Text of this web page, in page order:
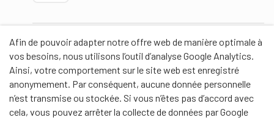
Afin de pouvoir adapter notre offre web de manière optimale à
vos besoins, nous utilisons l’outil d’analyse Google Analytics.
Ainsi, votre comportement sur le site web est enregistré
anonymement. Par conséquent, aucune donnée personnelle
n’est transmise ou stockée. Si vous n’êtes pas d’accord avec
cela, vous pouvez arrêter la collecte de données par Google
Partenaires